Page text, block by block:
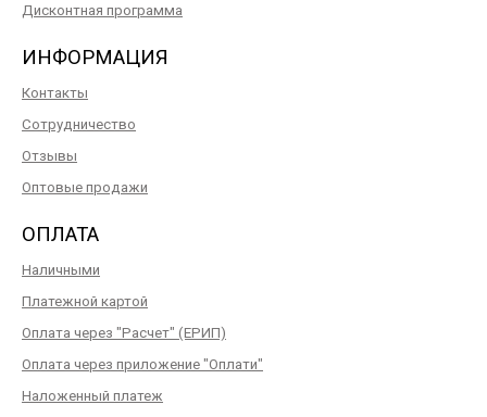
Дисконтная программа
ИНФОРМАЦИЯ
Контакты
Сотрудничество
Отзывы
Оптовые продажи
ОПЛАТА
Наличными
Платежной картой
Оплата через "Расчет" (ЕРИП)
Оплата через приложение "Оплати"
Наложенный платеж